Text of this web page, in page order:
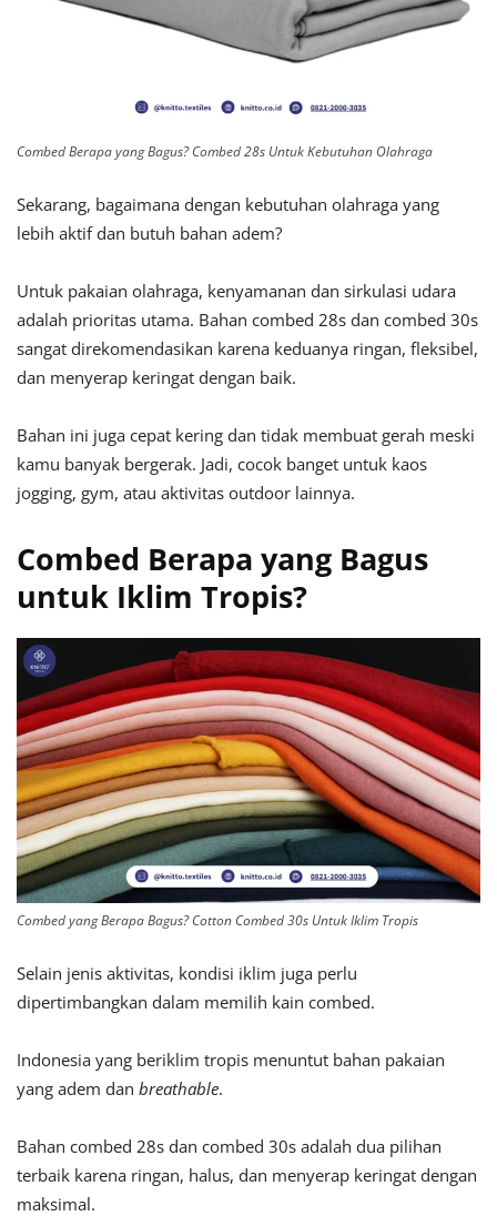
Combed Berapa yang Bagus? Combed 28s Untuk Kebutuhan Olahraga
Sekarang, bagaimana dengan kebutuhan olahraga yang
lebih aktif dan butuh bahan adem?
Untuk pakaian olahraga, kenyamanan dan sirkulasi udara
adalah prioritas utama. Bahan combed 28s dan combed 30s
sangat direkomendasikan karena keduanya ringan, fleksibel,
dan menyerap keringat dengan baik.
Bahan ini juga cepat kering dan tidak membuat gerah meski
kamu banyak bergerak. Jadi, cocok banget untuk kaos
jogging, gym, atau aktivitas outdoor lainnya.
Combed Berapa yang Bagus
untuk Iklim Tropis?
Combed yang Berapa Bagus? Cotton Combed 30s Untuk Iklim Tropis
Selain jenis aktivitas, kondisi iklim juga perlu
dipertimbangkan dalam memilih kain combed.
Indonesia yang beriklim tropis menuntut bahan pakaian
yang adem dan breathable.
Bahan combed 28s dan combed 30s adalah dua pilihan
terbaik karena ringan, halus, dan menyerap keringat dengan
maksimal.